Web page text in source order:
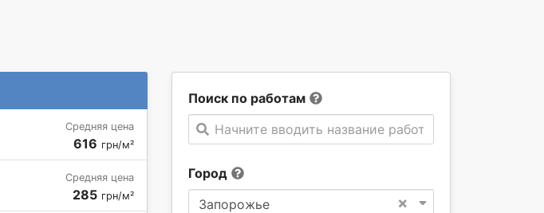
Поиск по работам
Начните вводить название работы
Город
×
Запорожье
Средняя цена
616 грн/м²
Средняя цена
285 грн/м²